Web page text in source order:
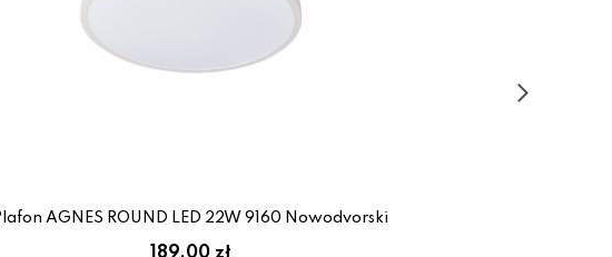
AGNES ROUND LED 22W 9160 Nowodvorski